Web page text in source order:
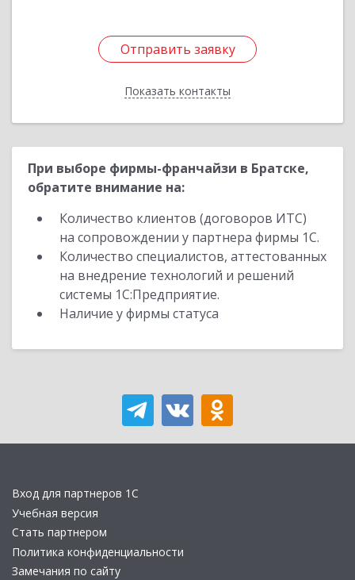
Отправить заявку
Показать контакты
Отправить заявку
Назад
При выборе фирмы-франчайзи в Братске,
обратите внимание на:
Количество клиентов (договоров ИТС)
на сопровождении у партнера фирмы 1С.
Количество специалистов, аттестованных
на внедрение технологий и решений
системы 1С:Предприятие.
Наличие у фирмы статуса
Вход для партнеров 1С
Учебная версия
Стать партнером
Политика конфиденциальности
Замечания по сайту